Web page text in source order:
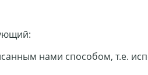
нами способом, т.е.